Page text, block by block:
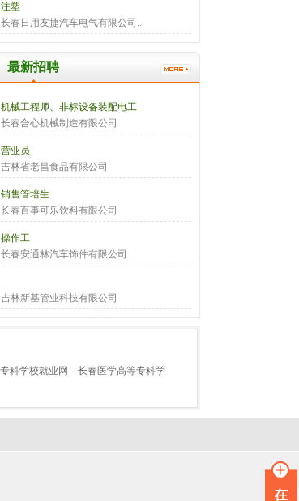
注塑
长春日用友捷汽车电气有限公司..
最新招聘
机械工程师、非标设备装配电工
长春合心机械制造有限公司
营业员
吉林省老昌食品有限公司
销售管培生
长春百事可乐饮料有限公司
操作工
长春安通林汽车饰件有限公司
吉林新基管业科技有限公司
科学校就业网
长春医学高等专科学